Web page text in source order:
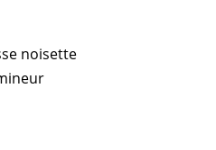
noisette